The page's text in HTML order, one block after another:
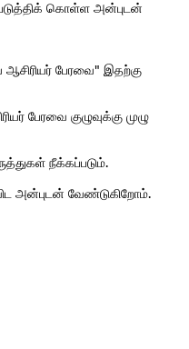
கொள்ள அன்புடன்
பேரவை" இதற்கு
பேரவை குழுவுக்கு முழு
நீக்கப்படும்.
அன்புடன் வேண்டுகிறோம்.